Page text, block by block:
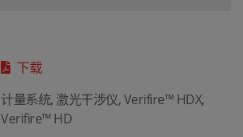
下载
计量系统, 激光干涉仪, Verifire™ HDX,
Verifire™ HD